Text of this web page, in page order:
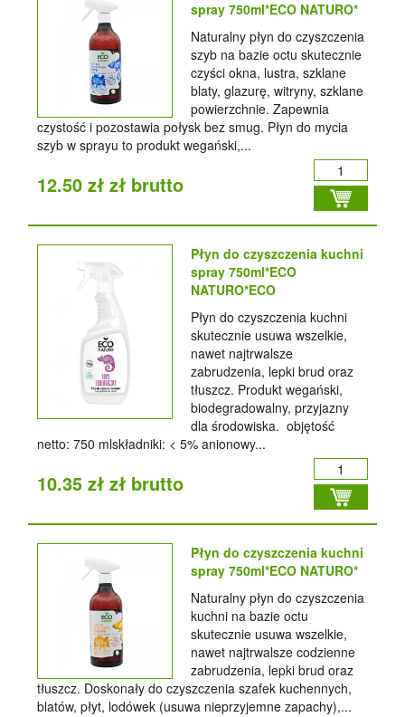
spray 750ml*ECO NATURO*
Naturalny płyn do czyszczenia
szyb na bazie octu skutecznie
czyści okna, lustra, szklane
blaty, glazurę, witryny, szklane
powierzchnie. Zapewnia
czystość i pozostawia połysk bez smug. Płyn do mycia
szyb w sprayu to produkt wegański,...
12.50 zł zł brutto
Płyn do czyszczenia kuchni
spray 750ml*ECO
NATURO*ECO
Płyn do czyszczenia kuchni
skutecznie usuwa wszelkie,
nawet najtrwalsze
zabrudzenia, lepki brud oraz
tłuszcz. Produkt wegański,
biodegradowalny, przyjazny
dla środowiska. objętość
netto: 750 mlskładniki: < 5% anionowy...
10.35 zł zł brutto
Płyn do czyszczenia kuchni
spray 750ml*ECO NATURO*
Naturalny płyn do czyszczenia
kuchni na bazie octu
skutecznie usuwa wszelkie,
nawet najtrwalsze codzienne
zabrudzenia, lepki brud oraz
tłuszcz. Doskonały do czyszczenia szafek kuchennych,
blatów, płyt, lodówek (usuwa nieprzyjemne zapachy),...